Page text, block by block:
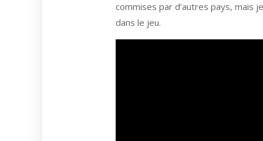
commises par d’autres pays, mais
dans le jeu.